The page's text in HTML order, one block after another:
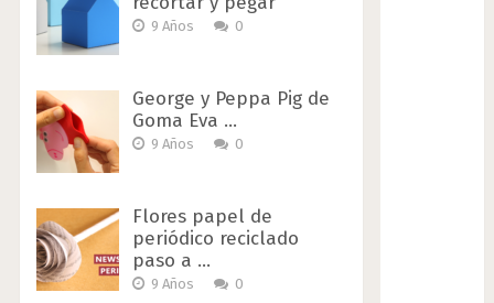
9 Años 0
George y Peppa Pig de
Goma Eva …
9 Años 0
Flores papel de
periódico reciclado
paso a …
9 Años 0